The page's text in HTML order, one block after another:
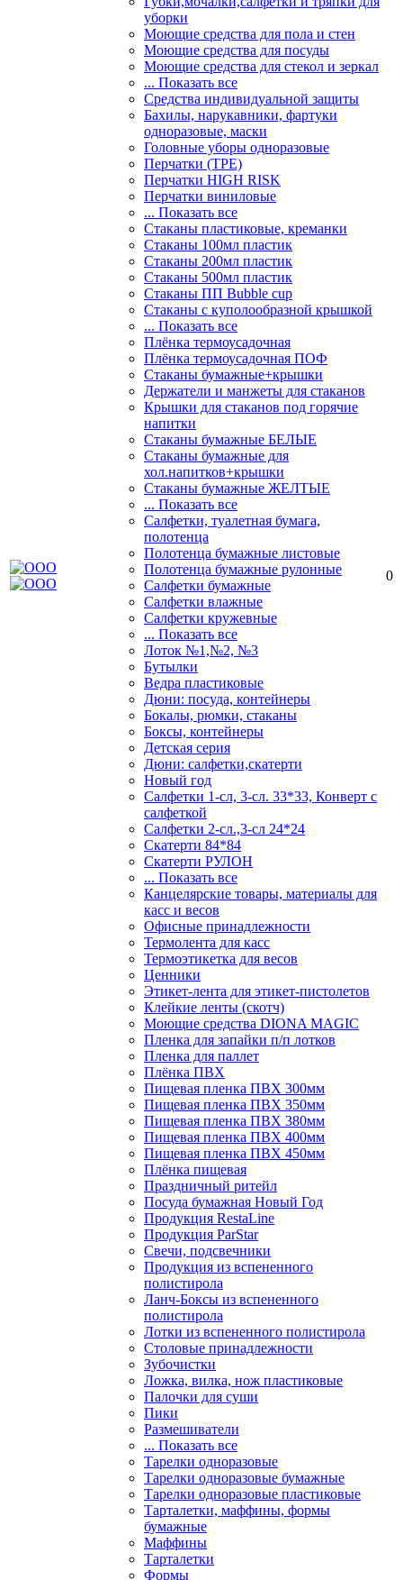
уборки
Моющие средства для пола и стен
Моющие средства для посуды
Моющие средства для стекол и зеркал
... Показать все
Средства индивидуальной защиты
Бахилы, нарукавники, фартуки
одноразовые, маски
Головные уборы одноразовые
Перчатки (ТРЕ)
Перчатки HIGH RISK
Перчатки виниловые
... Показать все
Стаканы пластиковые, креманки
Стаканы 100мл пластик
Стаканы 200мл пластик
Стаканы 500мл пластик
Стаканы ПП Bubble cup
Стаканы с куполообразной крышкой
... Показать все
Плёнка термоусадочная
Плёнка термоусадочная ПОФ
Стаканы бумажные+крышки
Держатели и манжеты для стаканов
Крышки для стаканов под горячие
напитки
Стаканы бумажные БЕЛЫЕ
Стаканы бумажные для
хол.напитков+крышки
Стаканы бумажные ЖЕЛТЫЕ
... Показать все
Салфетки, туалетная бумага,
полотенца
Полотенца бумажные листовые
Полотенца бумажные рулонные
Салфетки бумажные
Салфетки влажные
Салфетки кружевные
... Показать все
Лоток №1,№2, №3
Бутылки
Ведра пластиковые
Дюни: посуда, контейнеры
Бокалы, рюмки, стаканы
Боксы, контейнеры
Детская серия
Дюни: салфетки,скатерти
Новый год
Салфетки 1-сл, 3-сл. 33*33, Конверт с
салфеткой
Салфетки 2-сл.,3-сл 24*24
Скатерти 84*84
Скатерти РУЛОН
... Показать все
Канцелярские товары, материалы для
касс и весов
Офисные принадлежности
Термолента для касс
Термоэтикетка для весов
Ценники
Этикет-лента для этикет-пистолетов
Клейкие ленты (скотч)
Моющие средства DIONA MAGIC
Пленка для запайки п/п лотков
Пленка для паллет
Плёнка ПВХ
Пищевая пленка ПВХ 300мм
Пищевая пленка ПВХ 350мм
Пищевая пленка ПВХ 380мм
Пищевая пленка ПВХ 400мм
Пищевая пленка ПВХ 450мм
Плёнка пищевая
Праздничный ритейл
Посуда бумажная Новый Год
Продукция RestaLine
Продукция РarStar
Свечи, подсвечники
Продукция из вспененного
полистирола
Ланч-Боксы из вспененного
полистирола
Лотки из вспененного полистирола
Столовые принадлежности
Зубочистки
Ложка, вилка, нож пластиковые
Палочки для суши
Пики
Размешиватели
... Показать все
Тарелки одноразовые
Тарелки одноразовые бумажные
Тарелки одноразовые пластиковые
Тарталетки, маффины, формы
бумажные
Маффины
Тарталетки
Формы
0